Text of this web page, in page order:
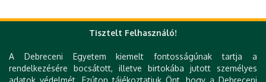
DE telefonkönyv
e-Organogram
Tisztelt Felhasználó!
A Debreceni Egyetem kiemelt fontosságúnak tartja a
rendelkezésére bocsátott, illetve birtokába jutott személyes
adatok védelmét. Ezúton tájékoztatjuk Önt, hogy a Debreceni